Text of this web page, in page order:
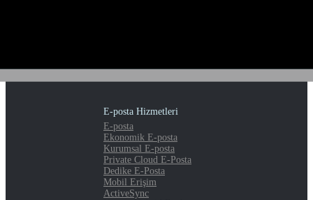
E-posta Hizmetleri
E-posta
Ekonomik E-posta
Kurumsal E-posta
Private Cloud E-Posta
Dedike E-Posta
Mobil Erişim
ActiveSync